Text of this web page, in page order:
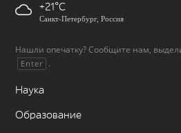
+21
Санкт-Петербург, Россия
Нашли опечатку? Сообщите нам,
Enter .
Наука
Образование